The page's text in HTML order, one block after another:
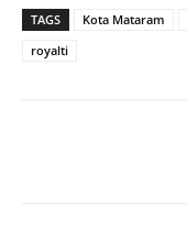
TAGS Kota Mataram
royalti